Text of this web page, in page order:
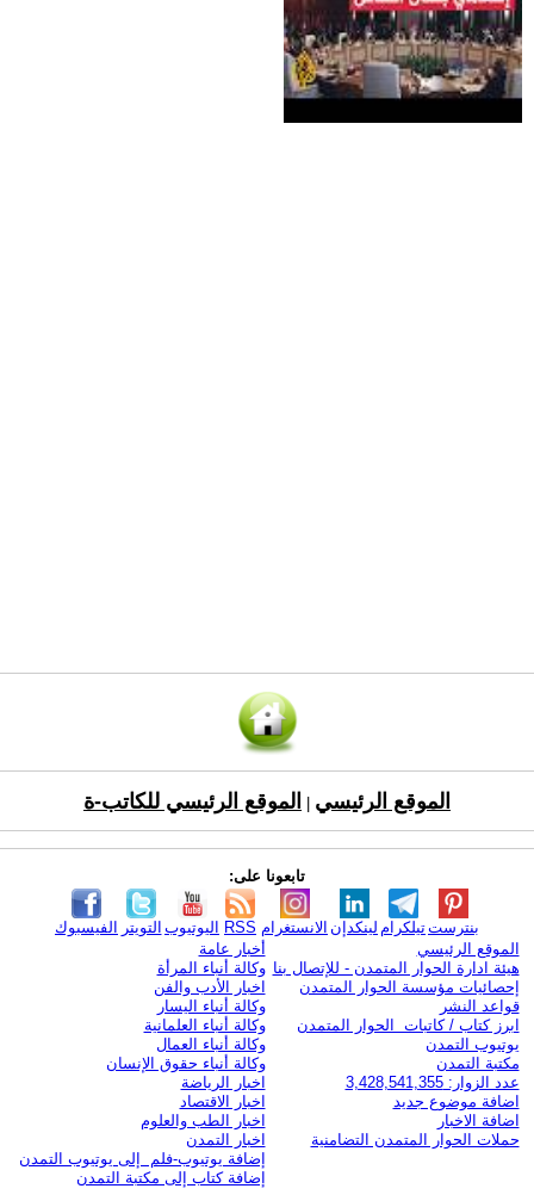
الموقع الرئيسي الموقع الرئيسي للكاتب-ة
تابعونا على:
الفيسبوك التويتر اليوتيوب RSS الانستغرام لينكدإن تيلكرامبنترست
الموقع الرئيسي
هيئة ادارة الحوار المتمدن - للإتصال بنا
إحصائيات مؤسسة الحوار المتمدن
قواعد النشر
ابرز كتاب / كاتبات الحوار المتمدن
يوتيوب التمدن
مكتبة التمدن
عدد الزوار: 3,428,541,355
اضافة موضوع جديد
اضافة الاخبار
حملات الحوار المتمدن التضامنية
أخبار عامة
وكالة أنباء المرأة
اخبار الأدب والفن
وكالة أنباء اليسار
وكالة أنباء العلمانية
وكالة أنباء العمال
وكالة أنباء حقوق الإنسان
اخبار الرياضة
اخبار الاقتصاد
اخبار الطب والعلوم
اخبار التمدن
إضافة يوتيوب-فلم إلى يوتيوب التمدن
إضافة كتاب إلى مكتبة التمدن